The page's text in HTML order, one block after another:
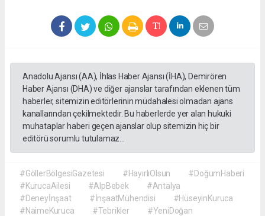
Anadolu Ajansı (AA), İhlas Haber Ajansı (İHA), Demirören
Haber Ajansı (DHA) ve diğer ajanslar tarafından eklenen tüm
haberler, sitemizin editörlerinin müdahalesi olmadan ajans
kanallarından çekilmektedir. Bu haberlerde yer alan hukuki
muhataplar haberi geçen ajanslar olup sitemizin hiç bir
editörü sorumlu tutulamaz...
#GöllerBölgesiGazetesi #HayırlıOlsun
#DoğumHaberi
#KurucaAilesi
#AlpBebek
#Antalya
#Deneyİnşaat
#İnşaatMühendisi
#HüseyinKuruca
#NaimeKuruca
#Tebrikler #YeniDoğan